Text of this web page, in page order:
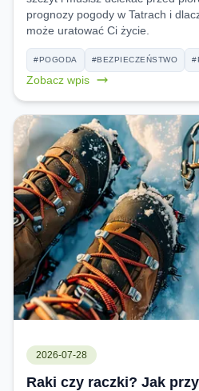
prognozy pogody w Tatrach i
może uratować Ci życie.
#POGODA #BEZPIECZEŃSTWO
Zobacz wpis
2026-07-28
Raki czy raczki? Jak